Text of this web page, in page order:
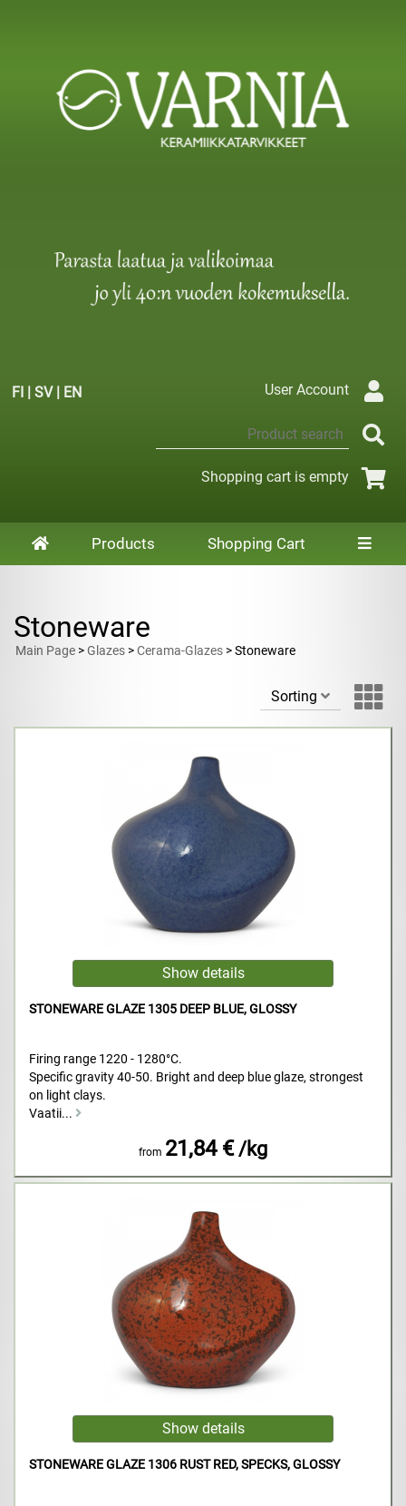
FI | SV| EN User Account
Shopping cart is empty
Products Shopping Cart
Stoneware
Main Page >Glazes >Cerama-Glazes > Stoneware
Sorting
STONEWARE GLAZE 1305 DEEP BLUE, GLOSSY
Firing range 1220 - 1280°C.
Specific gravity 40-50. Bright and deep blue glaze, strongest
on light clays.
Vaatii...
from 21,84 € /kg
STONEWARE GLAZE 1306 RUST RED, SPECKS, GLOSSY